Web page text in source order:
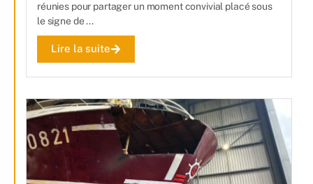
réunies pour partager un moment convivial placé sous
le signe de ...
Lire la suite